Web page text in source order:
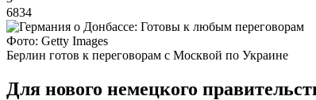
6834
Фото: Getty Images
Берлин готов к переговорам с Москвой по Украине
Для нового немецкого